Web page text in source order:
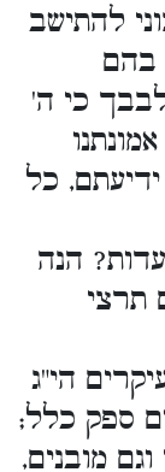
להתישב
בהם
כי ה'
כל
הנה
תרצי
הי"ג
ספק כלל;
מובנים,